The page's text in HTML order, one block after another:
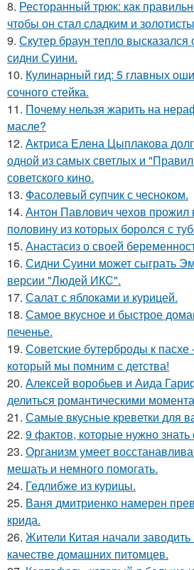
8. Ресторанный трюк: как
чтобы он стал сладким и
9. Скутер браун тепло
сидни Суини.
10. Кулинарный гид: 5 главных
сочного стейка.
11. Почему нельзя жарить на
масле?
12. Актриса Елена Цыплакова
одной из самых светлых и
советского кино.
13. Фасолeвый cупчик с чеснoкoм.
14. Антон Павлович чехов прожил
половину из которых боролся с
15. Анастасиз о своей
16. Сидни Суини может сыграть
версии "Людей ИКС".
17. Салат с яблоками и курицей.
18. Самое вкусное и быстрое
печенье.
19. Советские бутерброды к пасхе
который мы помним с детства!
20. Алексей воробьев и Аида
делиться романтическими
21. Самые вкусные креветки для
22. 9 фактов, которые нужно знать
23. Организм умеет
мешать и немного помогать.
24. Гедлибже из курицы.
25. Ваня дмитриенко намерен
крида.
26. Жители Китая начали
качестве домашних питомцев.